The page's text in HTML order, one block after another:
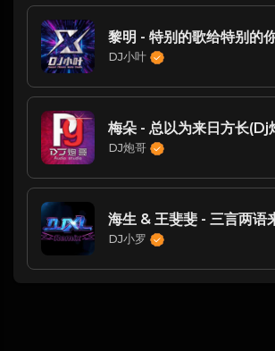
DJ小叶
DJ炮哥
DJ小罗